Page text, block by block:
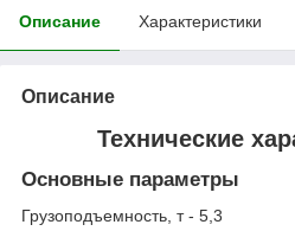
Описание Характеристики
Описание
Технические
Основные параметры
Грузоподъемность, т - 5,3